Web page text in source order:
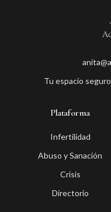
Tu espacio
Plataforma
Infertilidad
Abuso y Sanación
Crisis
Directorio